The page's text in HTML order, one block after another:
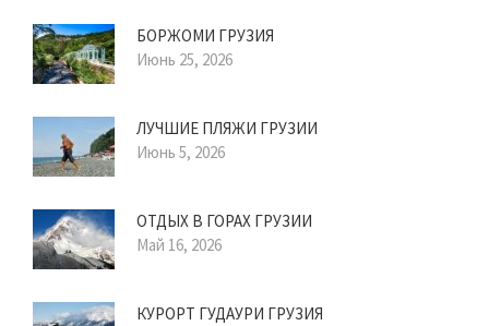
БОРЖОМИ ГРУЗИЯ
Июнь 25, 2026
ЛУЧШИЕ ПЛЯЖИ ГРУЗИИ
Июнь 5, 2026
ОТДЫХ В ГОРАХ ГРУЗИИ
Май 16, 2026
КУРОРТ ГУДАУРИ ГРУЗИЯ